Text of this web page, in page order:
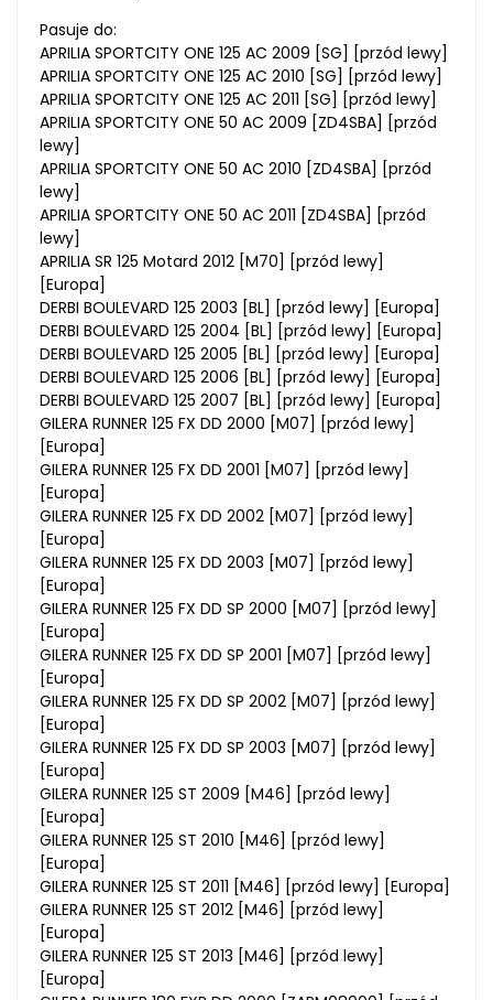
Pasuje do:
APRILIA SPORTCITY ONE 125 AC 2009 [SG] [przód lewy]
APRILIA SPORTCITY ONE 125 AC 2010 [SG] [przód lewy]
APRILIA SPORTCITY ONE 125 AC 2011 [SG] [przód lewy]
APRILIA SPORTCITY ONE 50 AC 2009 [ZD4SBA] [przód
lewy]
APRILIA SPORTCITY ONE 50 AC 2010 [ZD4SBA] [przód
lewy]
APRILIA SPORTCITY ONE 50 AC 2011 [ZD4SBA] [przód
lewy]
APRILIA SR 125 Motard 2012 [M70] [przód lewy]
[Europa]
DERBI BOULEVARD 125 2003 [BL] [przód lewy] [Europa]
DERBI BOULEVARD 125 2004 [BL] [przód lewy] [Europa]
DERBI BOULEVARD 125 2005 [BL] [przód lewy] [Europa]
DERBI BOULEVARD 125 2006 [BL] [przód lewy] [Europa]
DERBI BOULEVARD 125 2007 [BL] [przód lewy] [Europa]
GILERA RUNNER 125 FX DD 2000 [M07] [przód lewy]
[Europa]
GILERA RUNNER 125 FX DD 2001 [M07] [przód lewy]
[Europa]
GILERA RUNNER 125 FX DD 2002 [M07] [przód lewy]
[Europa]
GILERA RUNNER 125 FX DD 2003 [M07] [przód lewy]
[Europa]
GILERA RUNNER 125 FX DD SP 2000 [M07] [przód lewy]
[Europa]
GILERA RUNNER 125 FX DD SP 2001 [M07] [przód lewy]
[Europa]
GILERA RUNNER 125 FX DD SP 2002 [M07] [przód lewy]
[Europa]
GILERA RUNNER 125 FX DD SP 2003 [M07] [przód lewy]
[Europa]
GILERA RUNNER 125 ST 2009 [M46] [przód lewy]
[Europa]
GILERA RUNNER 125 ST 2010 [M46] [przód lewy]
[Europa]
GILERA RUNNER 125 ST 2011 [M46] [przód lewy] [Europa]
GILERA RUNNER 125 ST 2012 [M46] [przód lewy]
[Europa]
GILERA RUNNER 125 ST 2013 [M46] [przód lewy]
[Europa]